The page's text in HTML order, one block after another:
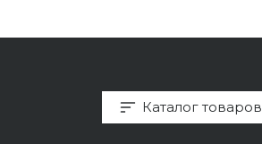
Каталог товаров